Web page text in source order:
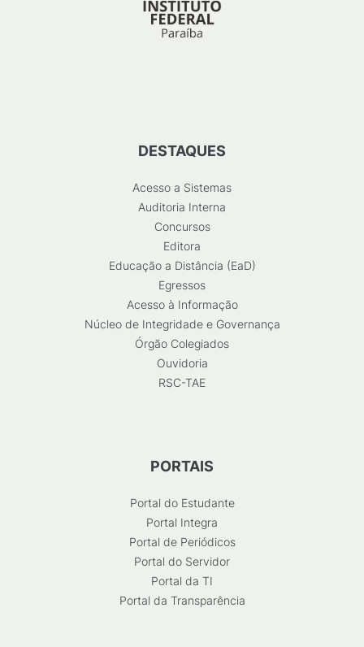
DESTAQUES
Acesso a Sistemas
Auditoria Interna
Concursos
Editora
Educação a Distância (EaD)
Egressos
Acesso à Informação
Núcleo de Integridade e Governança
Órgão Colegiados
Ouvidoria
RSC-TAE
PORTAIS
Portal do Estudante
Portal Integra
Portal de Periódicos
Portal do Servidor
Portal da TI
Portal da Transparência